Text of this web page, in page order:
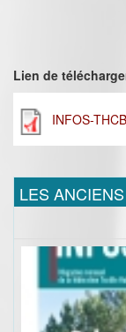
Lien de
INFOS-
LES